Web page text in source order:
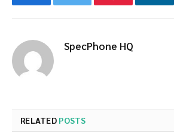
FacebookTwitter Pinterest
SpecPhone HQ
RELATED POSTS